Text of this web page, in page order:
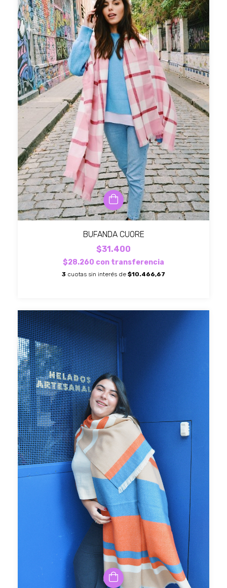
BUFANDA CUORE
$31.400
$28.260 con transferencia
3 cuotas sin interés de $10.466,67